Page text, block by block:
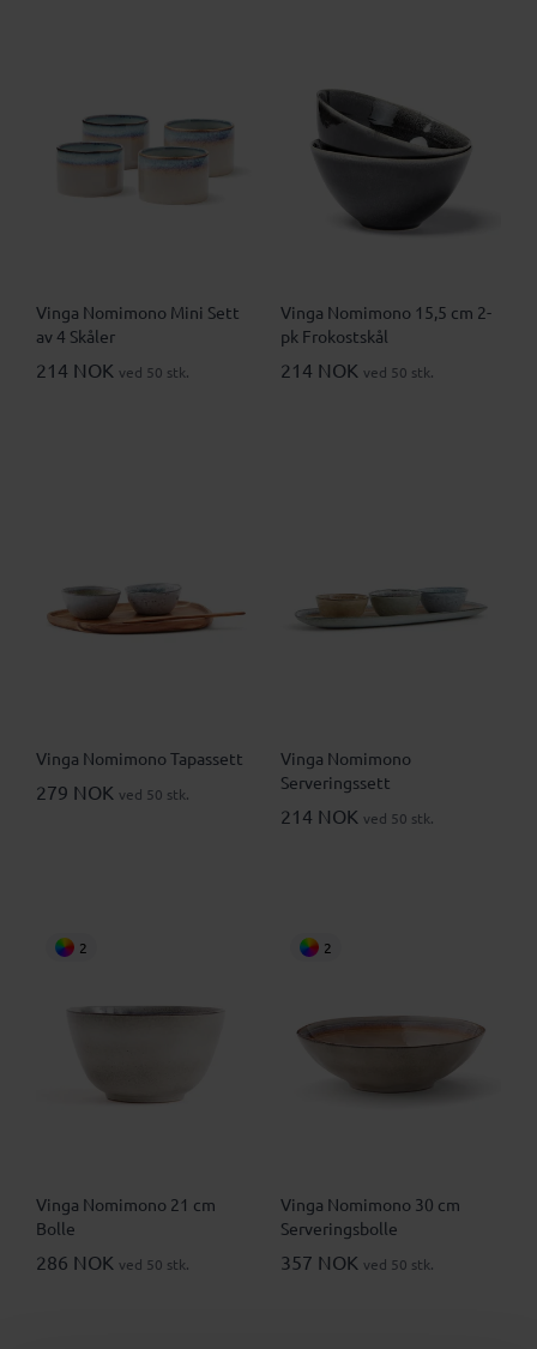
Vinga Nomimono Mini Sett
av 4 Skåler
214 NOK ved 50 stk.
Vinga Nomimono 15,5 cm 2-
pk Frokostskål
214 NOK ved 50 stk.
Vinga Nomimono Tapassett
279 NOK ved 50 stk.
Vinga Nomimono
Serveringssett
214 NOK ved 50 stk.
2
Vinga Nomimono 21 cm
Bolle
286 NOK ved 50 stk.
2
Vinga Nomimono 30 cm
Serveringsbolle
357 NOK ved 50 stk.